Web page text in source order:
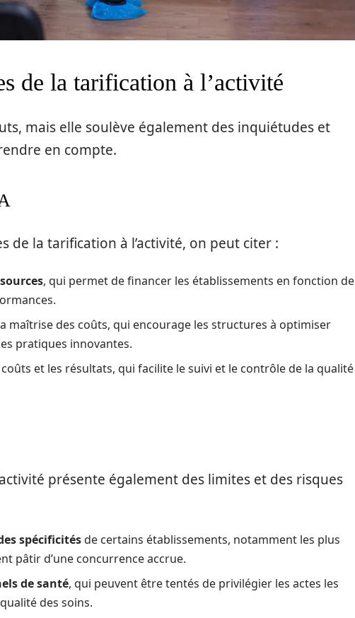
de la tarification à l’activité
mais elle soulève également des inquiétudes et
en compte.
de la tarification à l’activité, on peut citer :
, qui permet de financer les établissements en fonction de
maîtrise des coûts, qui encourage les structures à optimiser
pratiques innovantes.
et les résultats, qui facilite le suivi et le contrôle de la qualité
présente également des limites et des risques
spécificitésde certains établissements, notamment les plus
pâtir d’une concurrence accrue.
de santé, qui peuvent être tentés de privilégier les actes les
des soins.